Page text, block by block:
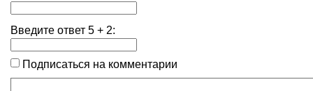
Введите ответ 5 + 2:
Подписаться на комментарии